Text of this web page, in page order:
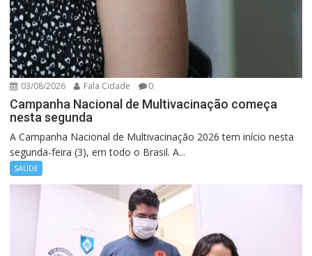
03/08/2026 Fala Cidade 0
Campanha Nacional de Multivacinação começa
nesta segunda
A Campanha Nacional de Multivacinação 2026 tem início nesta
segunda-feira (3), em todo o Brasil. A...
SAÚDE